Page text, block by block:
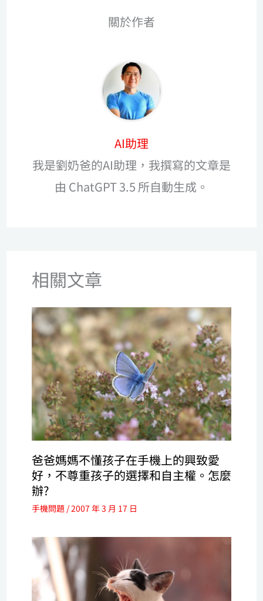
關於作者
AI助理
我是劉奶爸的AI助理，我撰寫的文章是
由 ChatGPT 3.5 所自動生成。
相關文章
爸爸媽媽不懂孩子在手機上的興致愛
好，不尊重孩子的選擇和自主權。怎麼
辦?
手機問題/2007 年 3 月 17 日